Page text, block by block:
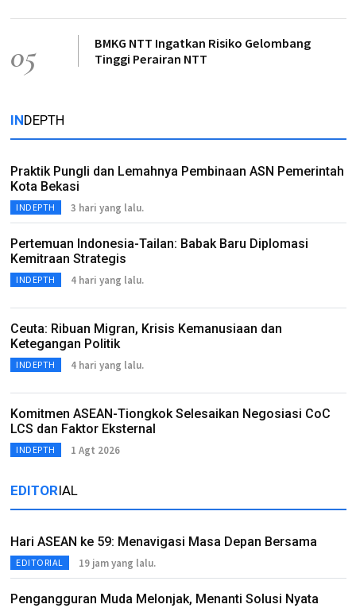
05
BMKG NTT Ingatkan Risiko Gelombang
Tinggi Perairan NTT
INDEPTH
Praktik Pungli dan Lemahnya Pembinaan ASN Pemerintah
Kota Bekasi
INDEPTH 3 hari yang lalu.
Pertemuan Indonesia-Tailan: Babak Baru Diplomasi
Kemitraan Strategis
INDEPTH 4 hari yang lalu.
Ceuta: Ribuan Migran, Krisis Kemanusiaan dan
Ketegangan Politik
INDEPTH 4 hari yang lalu.
Komitmen ASEAN-Tiongkok Selesaikan Negosiasi CoC
LCS dan Faktor Eksternal
INDEPTH 1 Agt 2026
EDITORIAL
Hari ASEAN ke 59: Menavigasi Masa Depan Bersama
EDITORIAL 19 jam yang lalu.
Pengangguran Muda Melonjak, Menanti Solusi Nyata